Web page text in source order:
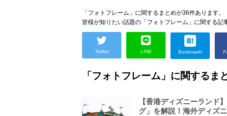
「フォトフレーム」に関するまとめが36件あります。
皆様が知りたい話題の「フォトフレーム」に関する記
Twitter LINE Bookmark!
「フォトフレーム」に関するま
【香港ディズニーランド
グ」を解説！海外ディズ